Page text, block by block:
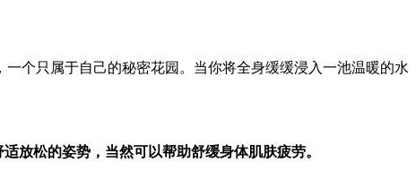
个只属于自己的秘密花园。当你将全身缓缓浸入一池温暖的水
放松的姿势，当然可以帮助舒缓身体肌肤疲劳。